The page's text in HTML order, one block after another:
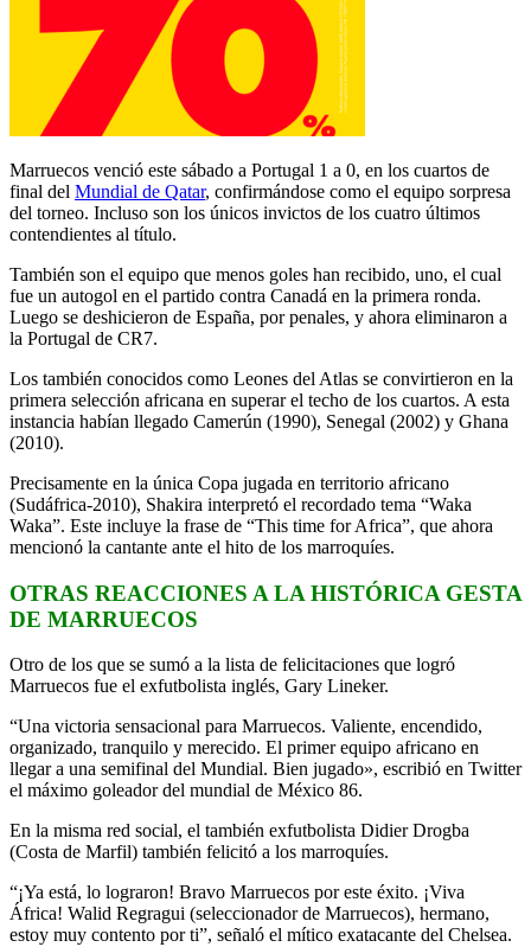
Marruecos venció este sábado a Portugal 1 a 0, en los cuartos de
final del Mundial de Qatar, confirmándose como el equipo sorpresa
del torneo. Incluso son los únicos invictos de los cuatro últimos
contendientes al título.
También son el equipo que menos goles han recibido, uno, el cual
fue un autogol en el partido contra Canadá en la primera ronda.
Luego se deshicieron de España, por penales, y ahora eliminaron a
la Portugal de CR7.
Los también conocidos como Leones del Atlas se convirtieron en la
primera selección africana en superar el techo de los cuartos. A esta
instancia habían llegado Camerún (1990), Senegal (2002) y Ghana
(2010).
Precisamente en la única Copa jugada en territorio africano
(Sudáfrica-2010), Shakira interpretó el recordado tema “Waka
Waka”. Este incluye la frase de “This time for Africa”, que ahora
mencionó la cantante ante el hito de los marroquíes.
OTRAS REACCIONES A LA HISTÓRICA GESTA
DE MARRUECOS
Otro de los que se sumó a la lista de felicitaciones que logró
Marruecos fue el exfutbolista inglés, Gary Lineker.
“Una victoria sensacional para Marruecos. Valiente, encendido,
organizado, tranquilo y merecido. El primer equipo africano en
llegar a una semifinal del Mundial. Bien jugado», escribió en Twitter
el máximo goleador del mundial de México 86.
En la misma red social, el también exfutbolista Didier Drogba
(Costa de Marfil) también felicitó a los marroquíes.
“¡Ya está, lo lograron! Bravo Marruecos por este éxito. ¡Viva
África! Walid Regragui (seleccionador de Marruecos), hermano,
estoy muy contento por ti”, señaló el mítico exatacante del Chelsea.